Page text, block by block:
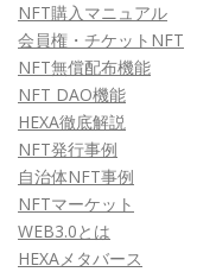
NFT購入マニュアル
会員権・チケットNFT
NFT無償配布機能
NFT DAO機能
HEXA徹底解説
NFT発行事例
自治体NFT事例
NFTマーケット
WEB3.0とは
HEXAメタバース